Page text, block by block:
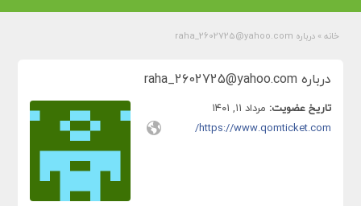
خانه » درباره raha_2602725@yahoo.com
درباره raha_2602725@yahoo.com
تاریخ عضویت: مرداد ۱۱, ۱۴۰۱
https://www.qomticket.com/